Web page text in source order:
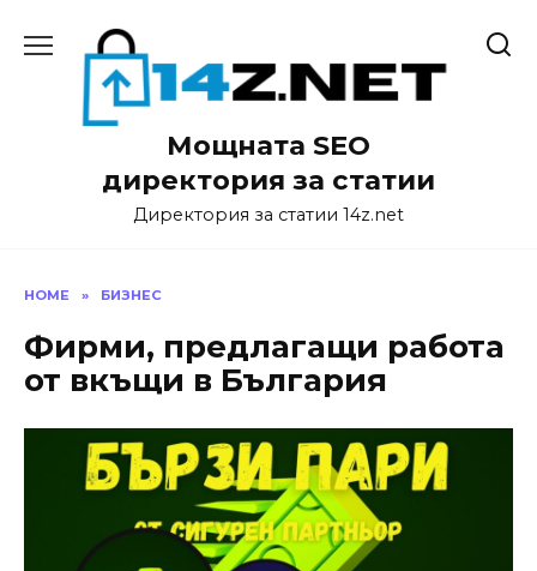
Мощната SEO
директория за статии
Директория за статии 14z.net
HOME » БИЗНЕС
Фирми, предлагащи работа
от вкъщи в България